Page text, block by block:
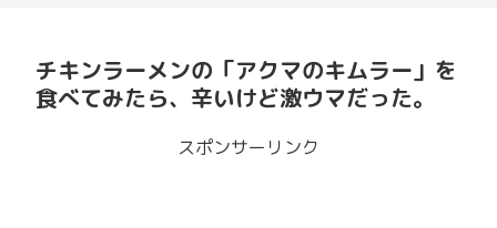
チキンラーメンの「アクマのキムラー」を
食べてみたら、辛いけど激ウマだった。
スポンサーリンク